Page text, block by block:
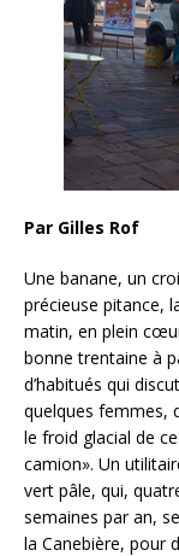
Par Gilles Rof
Une banane, un
précieuse pitance,
matin, en plein
bonne trentaine à
d’habitués qui
quelques femmes,
le froid glacial de
camion». Un
vert pâle, qui,
semaines par an,
la Canebière, pour